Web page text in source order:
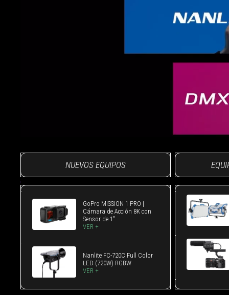
NUEVOS EQUIPOS
GoPro MISSION 1 PRO |
Cámara de Acción 8K con
Sensor de 1"
VER +
Nanlite FC-720C Full Color
LED (720W) RGBW
VER +